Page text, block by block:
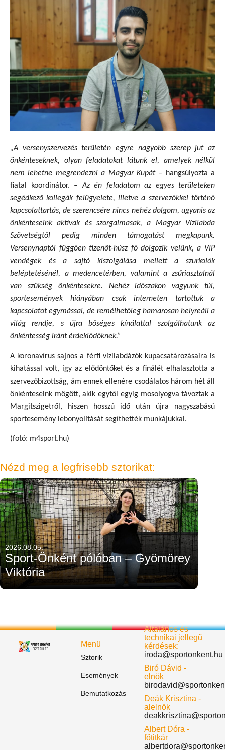
„A versenyszervezés területén egyre nagyobb szerep jut az
önkénteseknek, olyan feladatokat látunk el, amelyek nélkül
nem lehetne megrendezni a Magyar Kupát – hangsúlyozta a
fiatal koordinátor. – Az én feladatom az egyes területeken
segédkező kollegák felügyelete, illetve a szervezőkkel történő
kapcsolattartás, de szerencsére nincs nehéz dolgom, ugyanis az
önkénteseink aktívak és szorgalmasak, a Magyar Vízilabda
Szövetségtől pedig minden támogatást megkapunk.
Versenynaptól függően tizenöt-húsz fő dolgozik velünk, a VIP
vendégek és a sajtó kiszolgálása mellett a szurkolók
beléptetésénél, a medencetérben, valamint a zsűriasztalnál
van szükség önkéntesekre. Nehéz időszakon vagyunk túl,
sportesemények hiányában csak interneten tartottuk a
kapcsolatot egymással, de remélhetőleg hamarosan helyreáll a
világ rendje, s újra bőséges kínálattal szolgálhatunk az
önkéntesség iránt érdeklődőknek.”
A koronavírus sajnos a férfi vízilabdázók kupacsatározásaira is
kihatással volt, így az elődöntőket és a finálét elhalasztotta a
szervezőbizottság, ám ennek ellenére csodálatos három hét áll
önkénteseink mögött, akik egytől egyig mosolyogva távoztak a
Margitszigetről, hiszen hosszú idő után újra nagyszabású
sportesemény lebonyolítását segíthették munkájukkal.
(fotó: m4sport.hu)
Nézd meg a legfrisebb sztorikat:
2026.08.05.
Sport-Önként pólóban – Gyömörey
Viktória
Menü
Sztorik
Események
Bemutatkozás
Általános és
technikai jellegű
kérdések:
iroda@sportonkent.hu
Biró Dávid -
elnök
Deák Krisztina -
alelnök
Albert Dóra -
főtitkár